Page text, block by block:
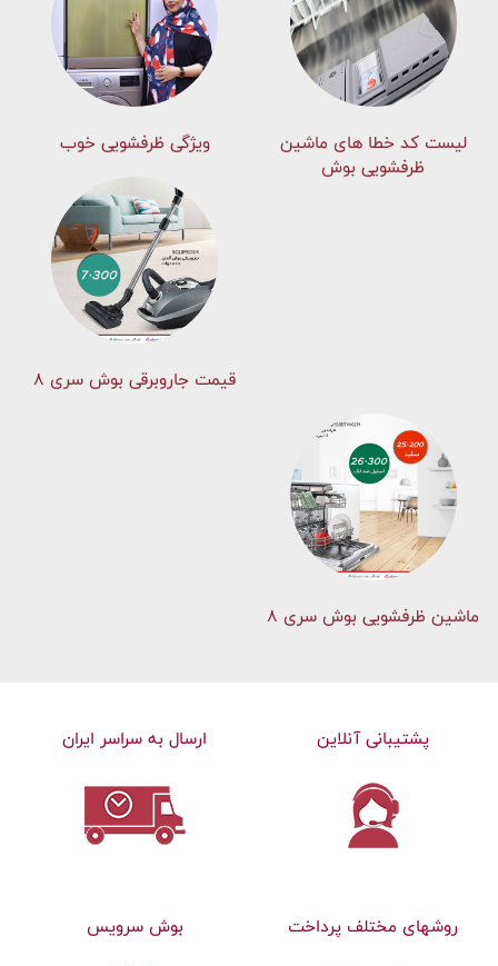
لیست کد خطا های ماشين
ظرفشویی بوش
ویژگی ظرفشویی خوب
قیمت جاروبرقی بوش سری ۸
ماشین ظرفشویی بوش سری 8
پشتیبانی آنلاین ارسال به سراسر ایران
روشهای مختلف پرداخت بوش سرویس